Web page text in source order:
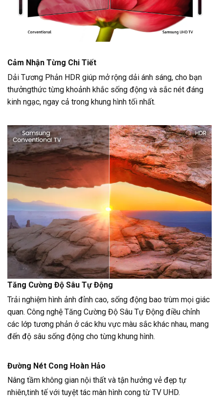
Cảm Nhận Từng Chi Tiết
Dải Tương Phản HDR giúp mở rộng dải ánh sáng, cho bạn
thưởngthức từng khoảnh khắc sống động và sắc nét đáng
kinh ngạc, ngay cả trong khung hình tối nhất.
Tăng Cường Độ Sâu Tự Động
Trải nghiệm hình ảnh đỉnh cao, sống động bao trùm mọi giác
quan. Công nghệ Tăng Cường Độ Sâu Tự Động điều chỉnh
các lớp tương phản ở các khu vực màu sắc khác nhau, mang
đến độ sâu sống động cho từng khung hình.
Đường Nét Cong Hoàn Hảo
Nâng tầm không gian nội thất và tận hưởng vẻ đẹp tự
nhiên,tinh tế với tuyệt tác màn hình cong từ TV UHD.